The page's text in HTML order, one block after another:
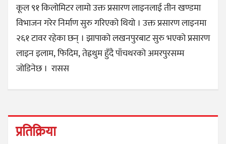
कूल ९१ किलोमिटर लामो उक्त प्रसारण लाइनलाई तीन खण्डमा
विभाजन गरेर निर्माण सुरु गरिएको थियो । उक्त प्रसारण लाइनमा
२६१ टावर रहेका छन् । झापाको लखनपुरबाट सुरु भएको प्रसारण
लाइन इलाम, फिदिम, तेह्रथुम हुँदै पाँचथरको अमरपुरसम्म
जोडिनेछ । रासस
प्रतिक्रिया